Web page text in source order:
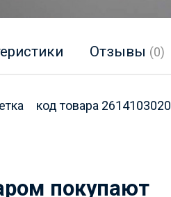
Отзывы (0)
код товара
покупают